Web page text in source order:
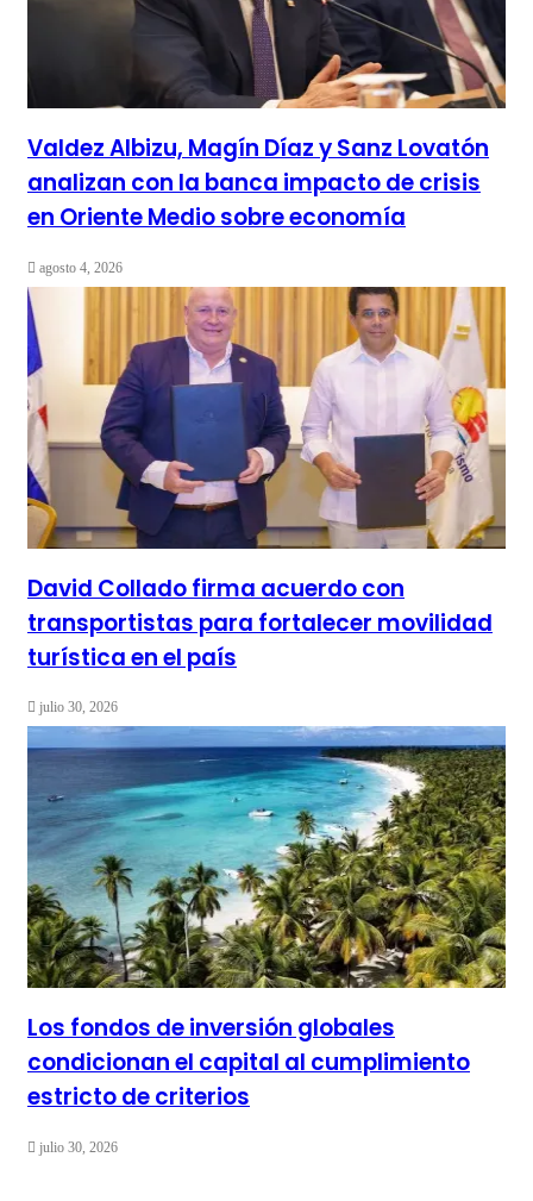
Valdez Albizu, Magín Díaz y Sanz Lovatón
analizan con la banca impacto de crisis
en Oriente Medio sobre economía
agosto 4, 2026
David Collado firma acuerdo con
transportistas para fortalecer movilidad
turística en el país
julio 30, 2026
Los fondos de inversión globales
condicionan el capital al cumplimiento
estricto de criterios
julio 30, 2026